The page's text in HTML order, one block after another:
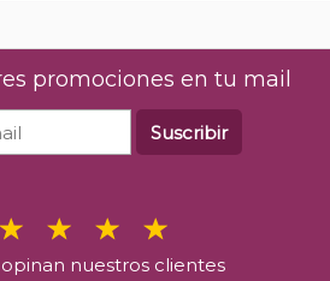
promociones en tu mail
Suscribir
nuestros clientes